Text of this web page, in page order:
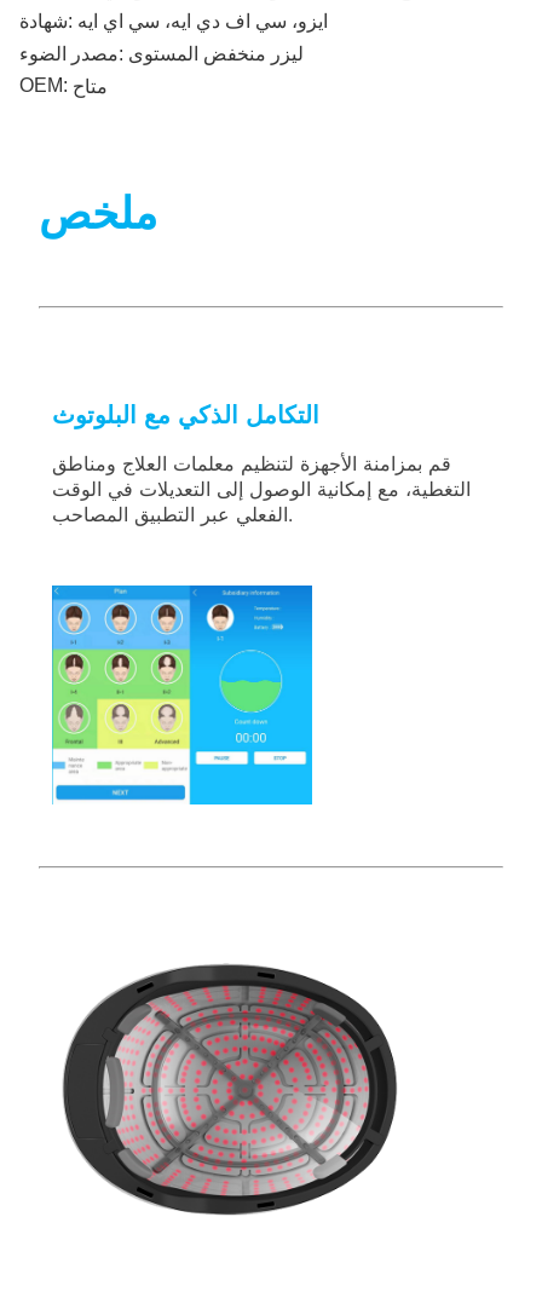
شهادة: ايزو، سي اف دي ايه، سي اي ايه
مصدر الضوء: ليزر منخفض المستوى
OEM: متاح
ملخص
التكامل الذكي مع البلوتوث
قم بمزامنة الأجهزة لتنظيم معلمات العلاج ومناطق
التغطية، مع إمكانية الوصول إلى التعديلات في الوقت
الفعلي عبر التطبيق المصاحب.